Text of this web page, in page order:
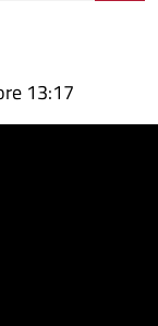
su
su
13:17